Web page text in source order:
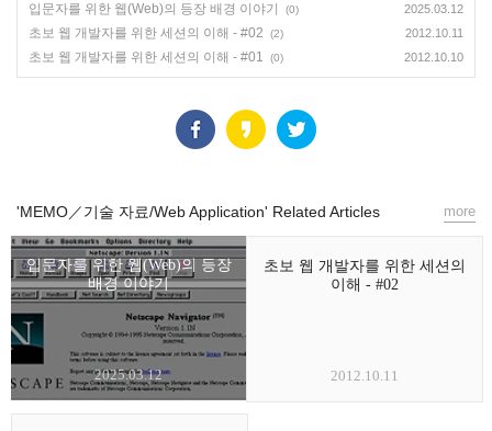
입문자를 위한 웹(Web)의 등장 배경 이야기 (0) 2025.03.12
초보 웹 개발자를 위한 세션의 이해 - #02 (2) 2012.10.11
초보 웹 개발자를 위한 세션의 이해 - #01 (0) 2012.10.10
'MEMO／기술 자료/Web Application' Related Articles
입문자를 위한 웹(Web)의 등장
배경 이야기
2025.03.12
초보 웹 개발자를 위한 세션의
이해 - #02
2012.10.11
more